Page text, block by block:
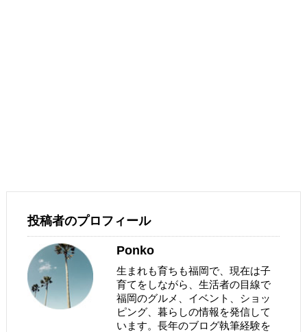
投稿者のプロフィール
Ponko
生まれも育ちも福岡で、現在は子
育てをしながら、生活者の目線で
福岡のグルメ、イベント、ショッ
ピング、暮らしの情報を発信して
います。長年のブログ執筆経験を